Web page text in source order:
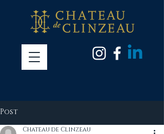
Post
Chateau de Clinzeau